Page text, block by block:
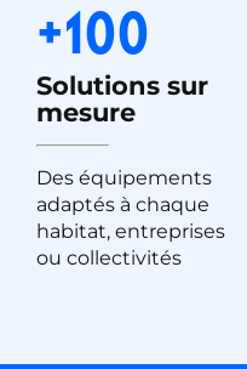
+100
Solutions sur
mesure
Des équipements
adaptés à chaque
habitat, entreprises
ou collectivités